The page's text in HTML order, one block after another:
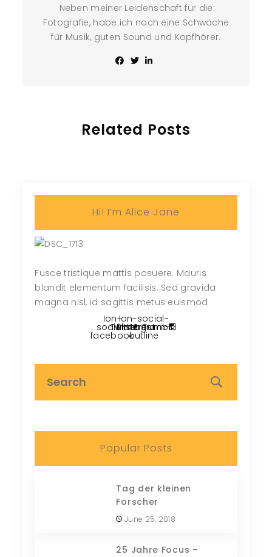
Neben meiner Leidenschaft für die
Fotografie, habe ich noch eine Schwäche
für Musik, guten Sound und Kopfhörer.
Related Posts
Hi! I’m Alice Jane
Fusce tristique mattis posuere. Mauris
blandit elementum facilisis. Sed gravida
magna nisl, id sagittis metus euismod
Ion-
social-
facebook
Twitter
Pinterest
Ion-social-
instagram-
outline
Tumblr
Popular Posts
Tag der kleinen
Forscher
June 25, 2018
25 Jahre Focus –